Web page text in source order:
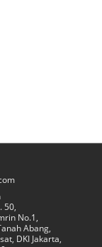
50,
No.1,
Abang,
DKI Jakarta,